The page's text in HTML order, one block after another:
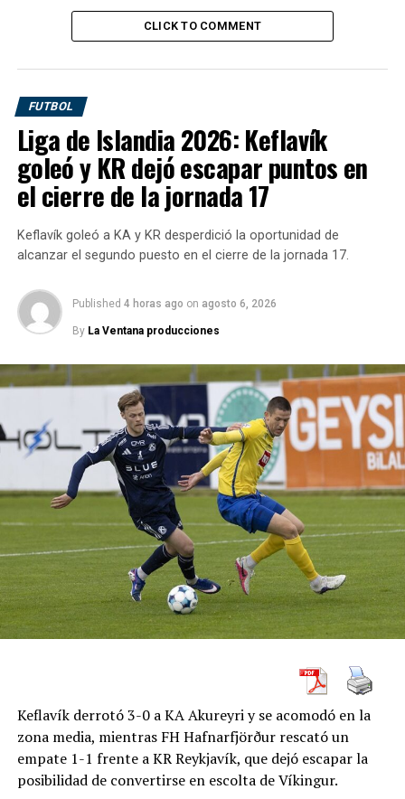
CLICK TO COMMENT
FUTBOL
Liga de Islandia 2026: Keflavík
goleó y KR dejó escapar puntos en
el cierre de la jornada 17
Keflavík goleó a KA y KR desperdició la oportunidad de
alcanzar el segundo puesto en el cierre de la jornada 17.
Published 4 horas ago on agosto 6, 2026
By La Ventana producciones
Keflavík derrotó 3-0 a KA Akureyri y se acomodó en la
zona media, mientras FH Hafnarfjörður rescató un
empate 1-1 frente a KR Reykjavík, que dejó escapar la
posibilidad de convertirse en escolta de Víkingur.